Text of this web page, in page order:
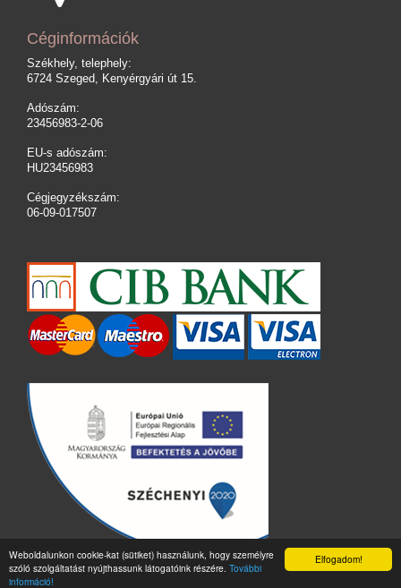
Elfogadom!
Weboldalunkon cookie-kat (sütiket) használunk, hogy személyre
szóló szolgáltatást nyújthassunk látogatóink részére. További
információ!
Céginformációk
Székhely, telephely:
6724 Szeged, Kenyérgyári út 15.
Adószám:
23456983-2-06
EU-s adószám:
HU23456983
Cégjegyzékszám:
06-09-017507